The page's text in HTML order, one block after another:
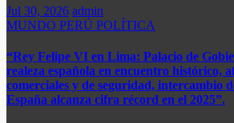
Jul 30, 2026 admin
MUNDO PERÚ POLÍTICA
“Rey Felipe VI en Lima: Palacio de
realeza española en encuentro histórico,
comerciales y de seguridad, intercambio
España alcanza cifra récord en el 2025”.​